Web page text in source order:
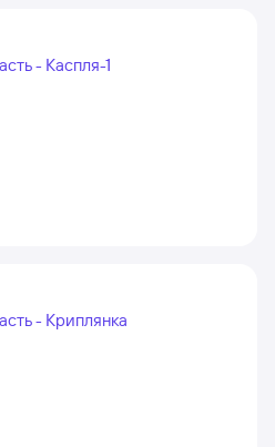
- Каспля-1
- Криплянка